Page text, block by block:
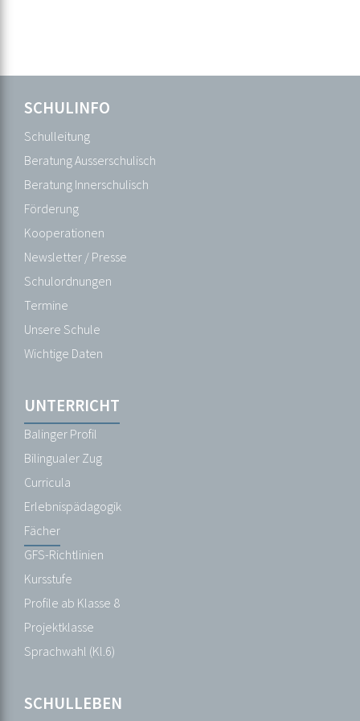
Navigation
überspringen
SCHULINFO
Schulleitung
Beratung
Ausserschulisch
Beratung
Innerschulisch
Förderung
Kooperationen
Newsletter
/
Presse
Termine
Unsere
UNTERRICHT
Balinger
Profil
Bilingualer
Zug
Erlebnispädagogik
Navigation
überspringen
SCHULINFO
Schulleitung
Beratung Ausserschulisch
Beratung Innerschulisch
Förderung
Kooperationen
Newsletter / Presse
Schulordnungen
Termine
Unsere Schule
Wichtige Daten
UNTERRICHT
Balinger Profil
Bilingualer Zug
Curricula
Erlebnispädagogik
Fächer
GFS-Richtlinien
Kursstufe
Profile ab Klasse 8
Projektklasse
Sprachwahl (Kl.6)
SCHULLEBEN